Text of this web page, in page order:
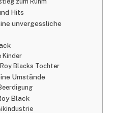
Hits
unvergessliche
Kinder
Blacks Tochter
Umstände
Black